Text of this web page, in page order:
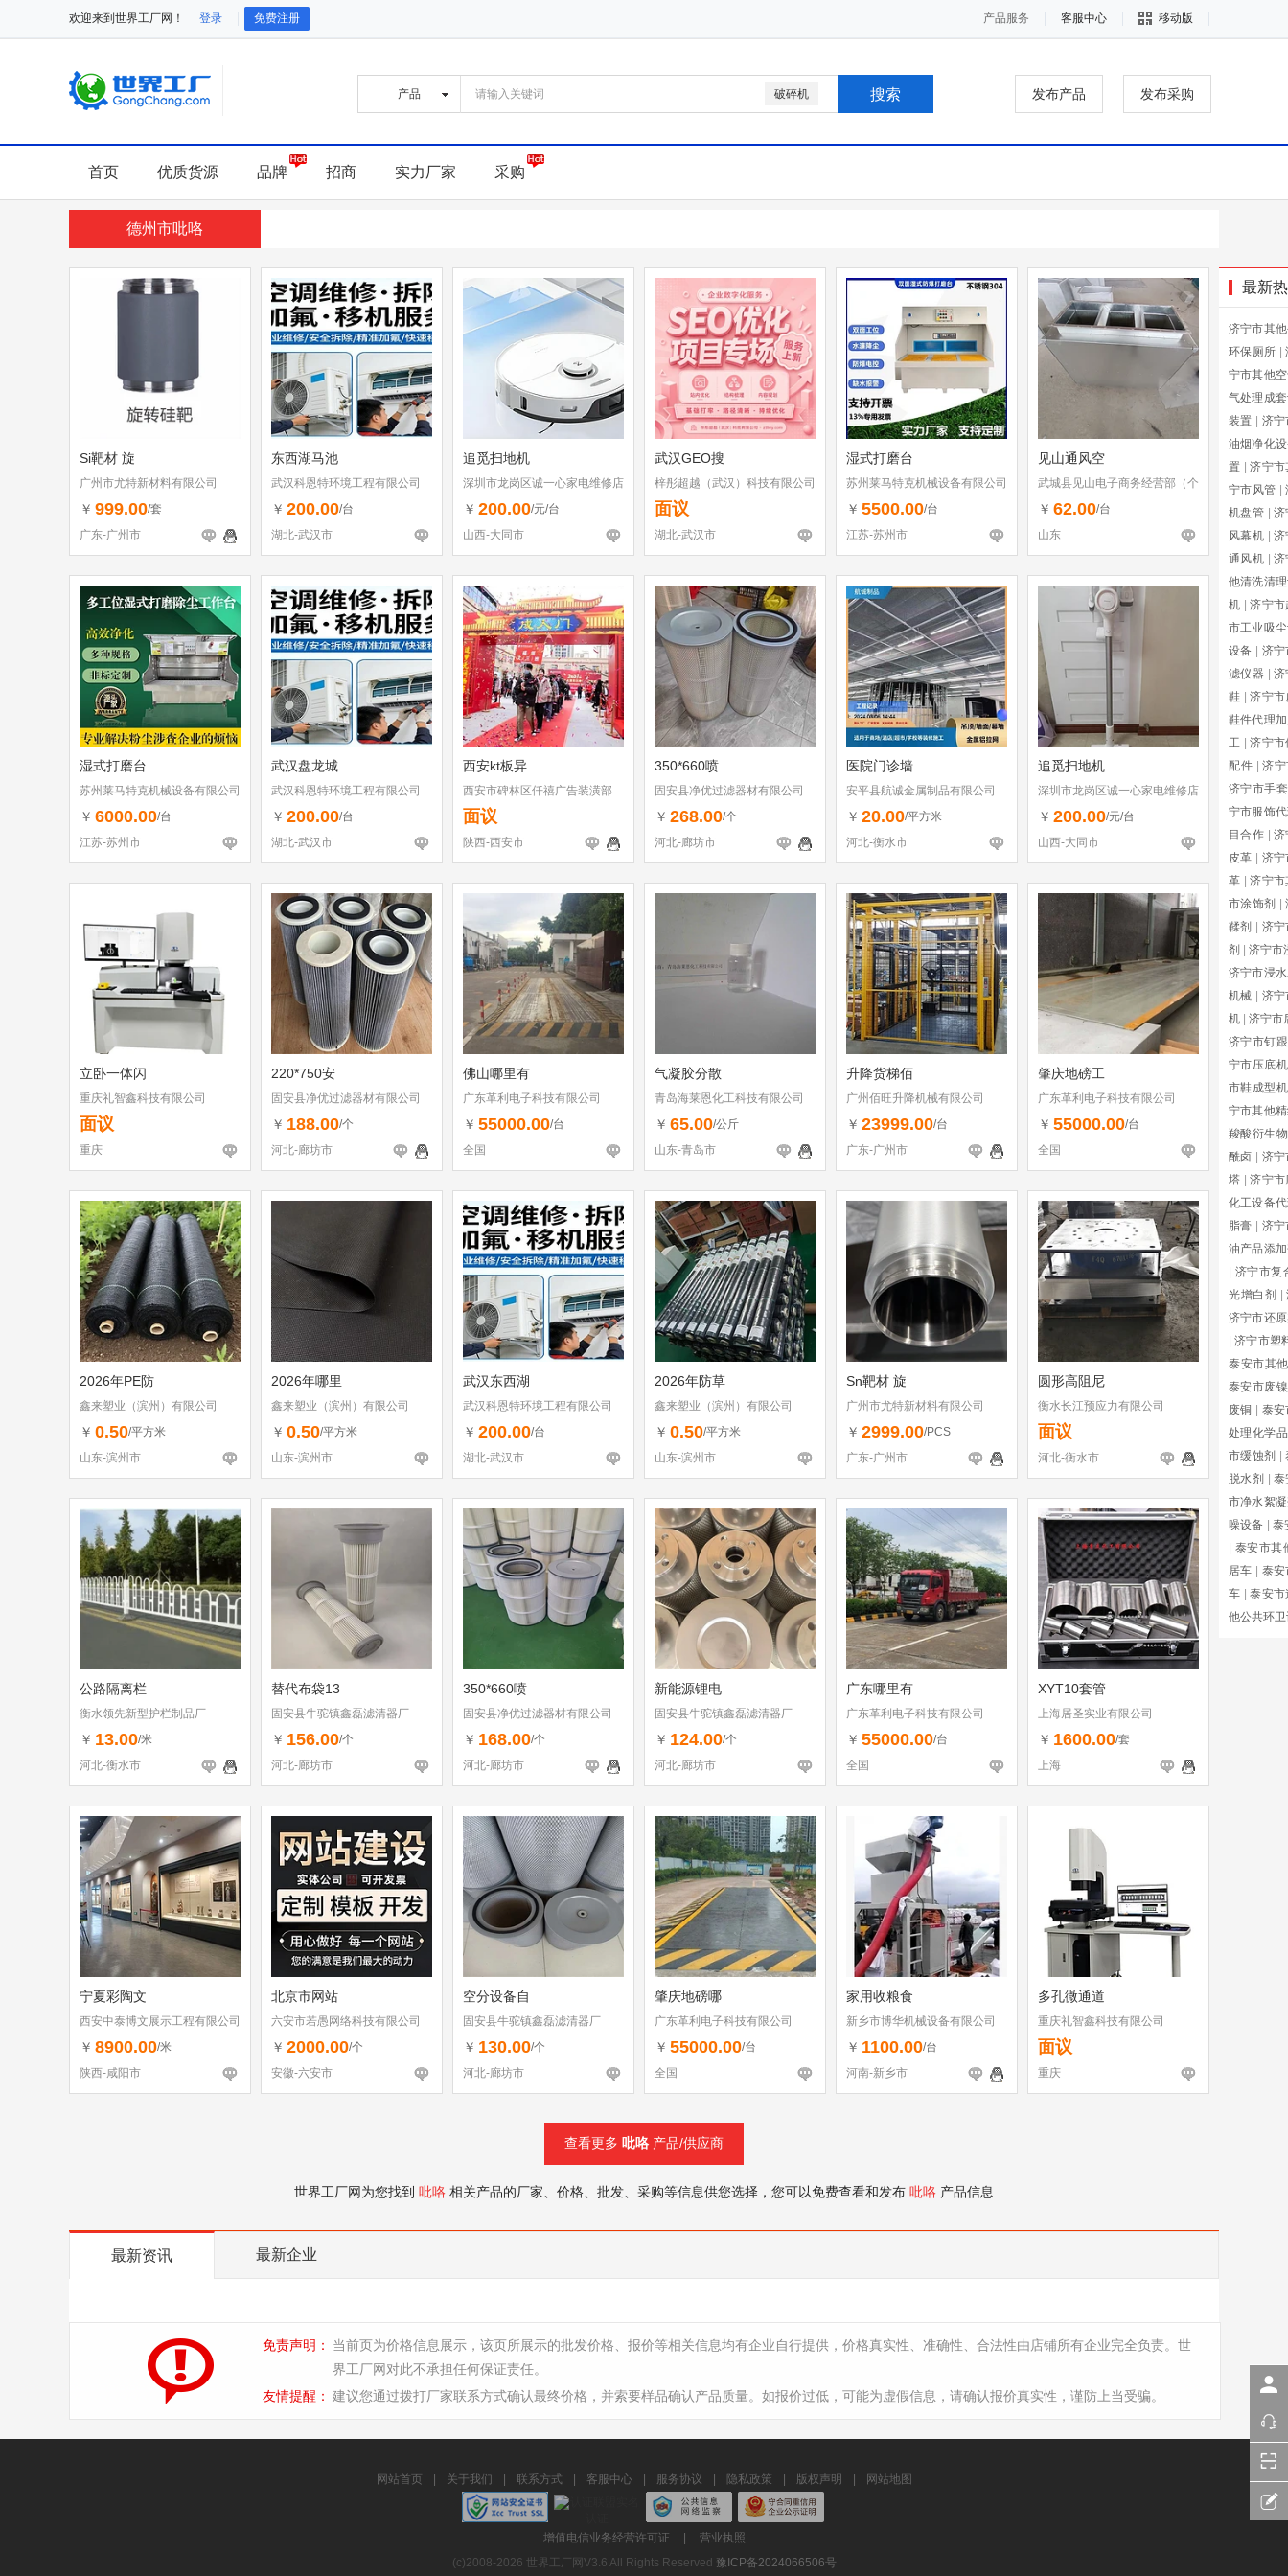
欢迎来到世界工厂网！ 登录 免费注册 产品服务 客服中心 移动版
破碎机 发布产品 发布采购
首页 优质货源 品牌 招商 实力厂家 采购
德州市吡咯
Si靶材 旋
广州市尤特新材料有限公司
￥ 999.00/套
广东-广州市
东西湖马池
武汉科恩特环境工程有限公司
￥ 200.00/台
湖北-武汉市
追觅扫地机
深圳市龙岗区诚一心家电维修店
（个体工商户）
￥ 200.00/元/台
山西-大同市
武汉GEO搜
梓彤超越（武汉）科技有限公司
面议
湖北-武汉市
湿式打磨台
苏州莱马特克机械设备有限公司
￥ 5500.00/台
江苏-苏州市
见山通风空
武城县见山电子商务经营部（个
体工商户）
￥ 62.00/台
山东
湿式打磨台
苏州莱马特克机械设备有限公司
￥ 6000.00/台
江苏-苏州市
武汉盘龙城
武汉科恩特环境工程有限公司
￥ 200.00/台
湖北-武汉市
西安kt板异
西安市碑林区仟禧广告装潢部
面议
陕西-西安市
350*660喷
固安县净优过滤器材有限公司
￥ 268.00/个
河北-廊坊市
医院门诊墙
安平县航诚金属制品有限公司
￥ 20.00/平方米
河北-衡水市
追觅扫地机
深圳市龙岗区诚一心家电维修店
（个体工商户）
￥ 200.00/元/台
山西-大同市
立卧一体闪
重庆礼智鑫科技有限公司
面议
重庆
220*750安
固安县净优过滤器材有限公司
￥ 188.00/个
河北-廊坊市
佛山哪里有
广东革利电子科技有限公司
￥ 55000.00/台
全国
气凝胶分散
青岛海莱恩化工科技有限公司
￥ 65.00/公斤
山东-青岛市
升降货梯佰
广州佰旺升降机械有限公司
￥ 23999.00/台
广东-广州市
肇庆地磅工
广东革利电子科技有限公司
￥ 55000.00/台
全国
2026年PE防
鑫来塑业（滨州）有限公司
￥ 0.50/平方米
山东-滨州市
2026年哪里
鑫来塑业（滨州）有限公司
￥ 0.50/平方米
山东-滨州市
武汉东西湖
武汉科恩特环境工程有限公司
￥ 200.00/台
湖北-武汉市
2026年防草
鑫来塑业（滨州）有限公司
￥ 0.50/平方米
山东-滨州市
Sn靶材 旋
广州市尤特新材料有限公司
￥ 2999.00/PCS
广东-广州市
圆形高阻尼
衡水长江预应力有限公司
面议
河北-衡水市
公路隔离栏
衡水领先新型护栏制品厂
￥ 13.00/米
河北-衡水市
替代布袋13
固安县牛驼镇鑫磊滤清器厂
￥ 156.00/个
河北-廊坊市
350*660喷
固安县净优过滤器材有限公司
￥ 168.00/个
河北-廊坊市
新能源锂电
固安县牛驼镇鑫磊滤清器厂
￥ 124.00/个
河北-廊坊市
广东哪里有
广东革利电子科技有限公司
￥ 55000.00/台
全国
XYT10套管
上海居圣实业有限公司
￥ 1600.00/套
上海
宁夏彩陶文
西安中泰博文展示工程有限公司
￥ 8900.00/米
陕西-咸阳市
北京市网站
六安市若愚网络科技有限公司
￥ 2000.00/个
安徽-六安市
空分设备自
固安县牛驼镇鑫磊滤清器厂
￥ 130.00/个
河北-廊坊市
肇庆地磅哪
广东革利电子科技有限公司
￥ 55000.00/台
全国
家用收粮食
新乡市博华机械设备有限公司
￥ 1100.00/台
河南-新乡市
多孔微通道
重庆礼智鑫科技有限公司
面议
重庆
查看更多 吡咯产品/供应商
世界工厂网为您找到 吡咯 相关产品的厂家、价格、批发、采购等信息供您选择，您可以免费查看和发布 吡咯 产品信息
最新
济宁市其
环保厕所
宁市其他
气处理成
装置
济
油烟净化
置
济宁市
宁市风管
机盘管
济
风幕机
济
通风机
济
他清洗清
机
济宁市
市工业吸
设备
济
滤仪器
济
鞋
济宁市
鞋件代理
工
济宁市
配件
济
济宁市手套
宁市服饰
目合作
济
皮革
济宁
革
济宁市
市涂饰剂
鞣剂
济宁
剂
济宁市
济宁市浸
机械
济宁
机
济宁市
济宁市钉
宁市压底机
市鞋成型机
宁市其他
羧酸衍生物
酰卤
济宁
塔
济宁市
化工设备
脂膏
济
油产品添
济宁市复
光增白剂
济宁市还
济宁市塑
泰安市其
泰安市废镍
废铜
泰安
处理化学品
市缓蚀剂
脱水剂
泰
市净水絮
噪设备
泰
泰安市其
居车
泰安
车
泰安市
他公共环
最新资讯 最新企业
免责声明：
当前页为价格信息展示，该页所展示的批发价格、报价等相关信息均有企业自行提供，价格真实性、准确性、合法性由店铺所有企业完全负责。世
界工厂网对此不承担任何保证责任。
友情提醒： 建议您通过拨打厂家联系方式确认最终价格，并索要样品确认产品质量。如报价过低，可能为虚假信息，请确认报价真实性，谨防上当受骗。
网站首页 关于我们 联系方式 客服中心 服务协议 隐私政策 版权声明 网站地图
增值电信业务经营许可证
营业执照
(c)2008-2026 世界工厂网V3.6 All Rights Reserved 豫ICP备2024066506号